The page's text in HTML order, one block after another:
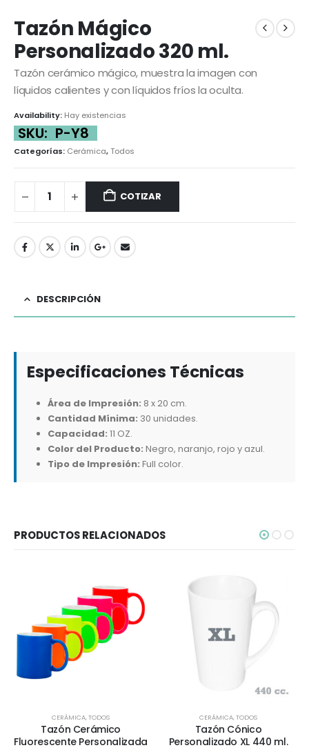
Tazón Mágico
Personalizado 320 ml.
Tazón cerámico mágico, muestra la imagen con
líquidos calientes y con líquidos fríos la oculta.
Availability: Hay existencias
SKU: P-Y8
Categorías: Cerámica,Todos
COTIZAR
DESCRIPCIÓN
Especificaciones Técnicas
Área de Impresión: 8 x 20 cm.
Cantidad Mínima: 30 unidades.
Capacidad: 11 OZ.
Color del Producto: Negro, naranjo, rojo y azul.
Tipo de Impresión: Full color.
PRODUCTOS RELACIONADOS
CERÁMICA,TODOS
Tazón Cerámico
Fluorescente Personalizada
CERÁMICA,TODOS
Tazón Cónico
Personalizado XL 440 ml.